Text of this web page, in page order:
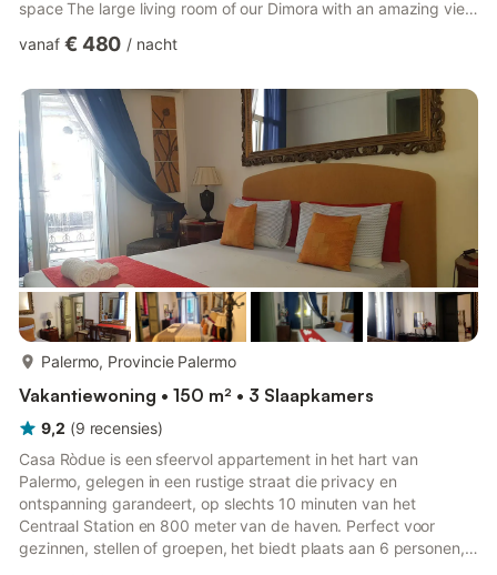
space The large living room of our Dimora with an amazing view
They have long-distance access to all bedrooms with private
the comforts and terraces with an enchanting view of the sea.
Other things to note In order to be ab...
vanaf € 480 / nacht
Palermo, Provincie Palermo
Vakantiewoning • 150 m² • 3 Slaapkamers
9,2 (9 recensies)
Casa Ròdue is een sfeervol appartement in het hart van
Palermo, gelegen in een rustige straat die privacy en
ontspanning garandeert, op slechts 10 minuten van het
Centraal Station en 800 meter van de haven. Perfect voor
gezinnen, stellen of groepen, het biedt plaats aan 6 personen,